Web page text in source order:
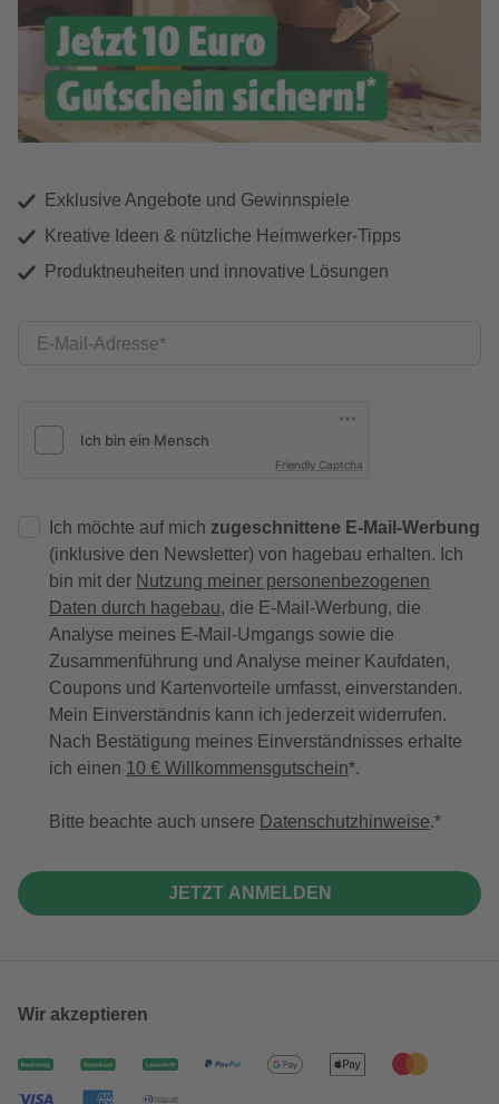
Exklusive Angebote und Gewinnspiele
Kreative Ideen & nützliche Heimwerker-Tipps
Produktneuheiten und innovative Lösungen
E-Mail-Adresse
Friendly Captcha
Ich möchte auf mich zugeschnittene E-Mail-Werbung
(inklusive den Newsletter) von hagebau erhalten. Ich
bin mit der Nutzung meiner personenbezogenen
Daten durch hagebau, die E-Mail-Werbung, die
Analyse meines E-Mail-Umgangs sowie die
Zusammenführung und Analyse meiner Kaufdaten,
Coupons und Kartenvorteile umfasst, einverstanden.
Mein Einverständnis kann ich jederzeit widerrufen.
Nach Bestätigung meines Einverständnisses erhalte
ich einen 10 € Willkommensgutschein*.
Bitte beachte auch unsere Datenschutzhinweise.
JETZT ANMELDEN
Wir akzeptieren